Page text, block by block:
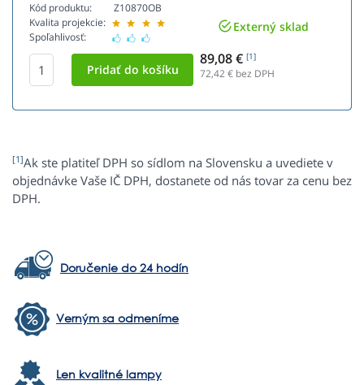
Kód produktu:
Kvalita projekcie:
Spoľahlivosť:
Z10870OB
Externý sklad
89,08 € [1]
72,42€ bez DPH
[1]Ak ste platiteľ DPH so sídlom na Slovensku a uvediete v
objednávke Vaše IČ DPH, dostanete od nás tovar za cenu bez
DPH.
Doručenie do 24 hodín
Verným sa odmeníme
Len kvalitné lampy